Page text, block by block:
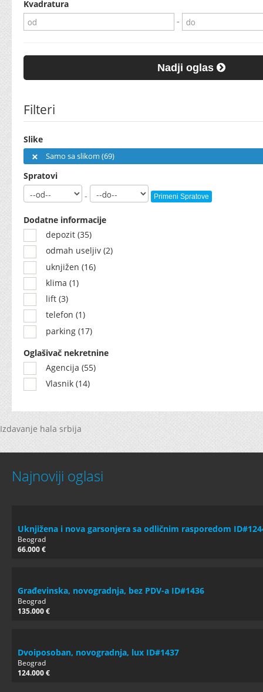
Kvadratura
-
Nadji oglas
Filteri
Slike
Samo sa slikom (69)
Spratovi
-
Primeni Spratove
Dodatne informacije
depozit (35)
odmah useljiv (2)
uknjižen (16)
klima (1)
lift (3)
telefon (1)
parking (17)
Oglašivač nekretnine
Agencija (55)
Vlasnik (14)
Izdavanje hala srbija
Najnoviji oglasi
Uknjižena i nova garsonjera sa odličnim rasporedom
Beograd
66.000 €
Građevinska, novogradnja, bez PDV-a ID#1436
Beograd
135.000 €
Dvoiposoban, novogradnja, lux ID#1437
Beograd
124.000 €